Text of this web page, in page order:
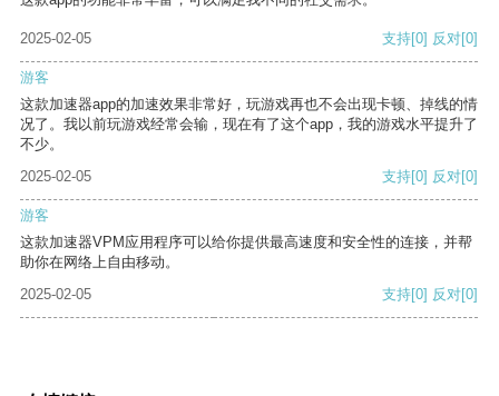
2025-02-05 支持[0] 反对[0]
游客
这款加速器app的加速效果非常好，玩游戏再也不会出现卡顿、掉线的情
况了。我以前玩游戏经常会输，现在有了这个app，我的游戏水平提升了
不少。
2025-02-05
支持[0] 反对[0]
游客
这款加速器VPM应用程序可以给你提供最高速度和安全性的连接，并帮
助你在网络上自由移动。
2025-02-05
支持[0] 反对[0]